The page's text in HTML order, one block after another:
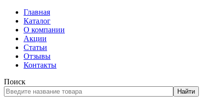
Главная
Каталог
О компании
Акции
Статьи
Отзывы
Контакты
Поиск
Найти